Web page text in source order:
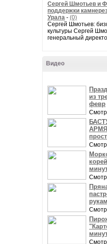
Сергей Шмотьев и
поддержки
Урала - (0)
Сергей Шмотьев:
культуры Сергей
генеральный
Видео
из
февр